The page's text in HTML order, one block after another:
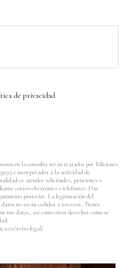
de privacidad
en la consulta serán tratados por Ediciones
e incorporados a la actividad de
es atender solicitudes, peticiones o
correo electrónico o telefónico. Dar
posterior. La legitimación del
no serán cedidos a terceros. Tienes
tus datos, así como otros derechos como se
aviso-legal/